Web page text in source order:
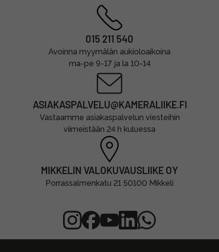
015 211 540
Avoinna myymälän aukioloaikoina
ma-pe 9-17 ja la 10-14
ASIAKASPALVELU@KAMERALIIKE.FI
Vastaamme asiakaspalvelun viesteihin
viimeistään 24 h kuluessa
MIKKELIN VALOKUVAUSLIIKE OY
Porrassalmenkatu 21 50100 Mikkeli